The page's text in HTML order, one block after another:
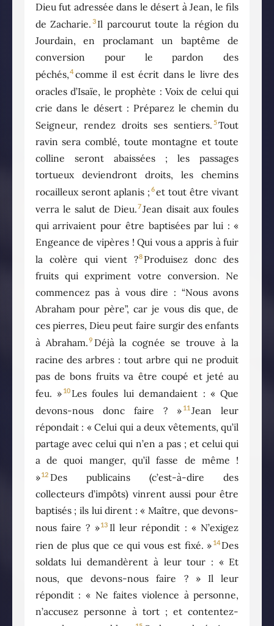
Dieu fut adressée dans le désert à Jean, le fils
de Zacharie. 3 Il parcourut toute la région du
Jourdain, en proclamant un baptême de
conversion pour le pardon des
péchés,4 comme il est écrit dans le livre des
oracles d’Isaïe, le prophète : Voix de celui qui
crie dans le désert : Préparez le chemin du
Seigneur, rendez droits ses sentiers. 5Tout
ravin sera comblé, toute montagne et toute
colline seront abaissées ; les passages
tortueux deviendront droits, les chemins
rocailleux seront aplanis ; 6et tout être vivant
verra le salut de Dieu.7Jean disait aux foules
qui arrivaient pour être baptisées par lui : «
Engeance de vipères ! Qui vous a appris à fuir
la colère qui vient ?8 Produisez donc des
fruits qui expriment votre conversion. Ne
commencez pas à vous dire : “Nous avons
Abraham pour père”, car je vous dis que, de
ces pierres, Dieu peut faire surgir des enfants
à Abraham.9 Déjà la cognée se trouve à la
racine des arbres : tout arbre qui ne produit
pas de bons fruits va être coupé et jeté au
feu. » 10 Les foules lui demandaient : « Que
devons-nous donc faire ? » 11 Jean leur
répondait : « Celui qui a deux vêtements, qu’il
partage avec celui qui n’en a pas ; et celui qui
a de quoi manger, qu’il fasse de même !
»12 Des publicains (c’est-à-dire des
collecteurs d’impôts) vinrent aussi pour être
baptisés ; ils lui dirent : « Maître, que devons-
nous faire ? »13 Il leur répondit : « N’exigez
rien de plus que ce qui vous est fixé. » 14 Des
soldats lui demandèrent à leur tour : « Et
nous, que devons-nous faire ? » Il leur
répondit : « Ne faites violence à personne,
n’accusez personne à tort ; et contentez-